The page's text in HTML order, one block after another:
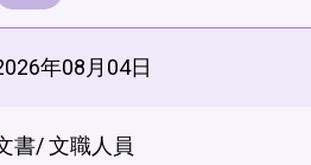
年08月04日
書/ 文職人員